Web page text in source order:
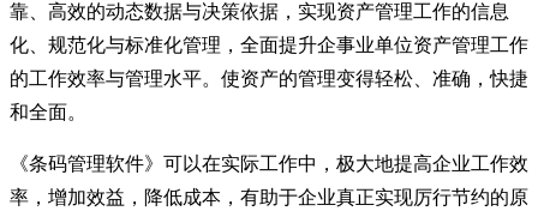
靠、高效的动态数据与决策依据，实现资产管理工作的信息
化、规范化与标准化管理，全面提升企事业单位资产管理工作
的工作效率与管理水平。使资产的管理变得轻松、准确，快捷
和全面。
《条码管理软件》可以在实际工作中，极大地提高企业工作效
率，增加效益，降低成本，有助于企业真正实现厉行节约的原